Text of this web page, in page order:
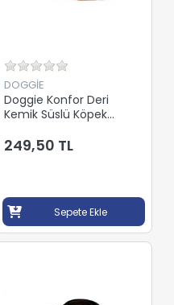
DOGGİE
Doggie Konfor Deri
Kemik Süslü Köpek
2x30-35Cm
SBT2062SCAMEL
249,50 TL
Sepete Ekle